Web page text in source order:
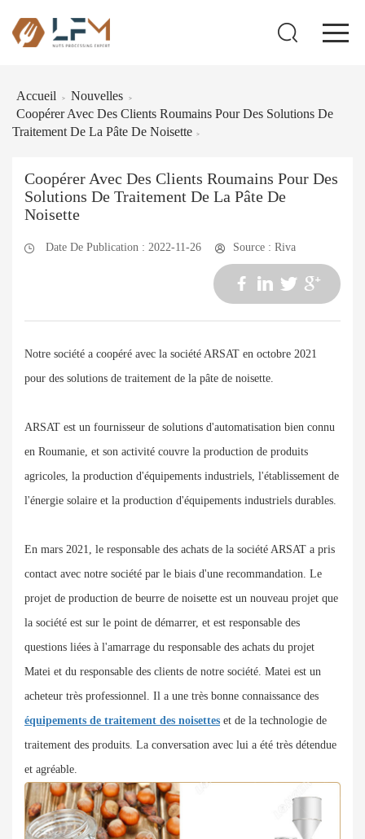
Accueil > Nouvelles >
Coopérer Avec Des Clients Roumains Pour Des Solutions De
Traitement De La Pâte De Noisette
>
Coopérer Avec Des Clients Roumains Pour Des
Solutions De Traitement De La Pâte De
Noisette
Date De Publication : 2022-11-26 Source : Riva
Notre société a coopéré avec la société ARSAT en octobre 2021
pour des solutions de traitement de la pâte de noisette.
ARSAT est un fournisseur de solutions d'automatisation bien connu
en Roumanie, et son activité couvre la production de produits
agricoles, la production d'équipements industriels, l'établissement de
l'énergie solaire et la production d'équipements industriels durables.
En mars 2021, le responsable des achats de la société ARSAT a pris
contact avec notre société par le biais d'une recommandation. Le
projet de production de beurre de noisette est un nouveau projet que
la société est sur le point de démarrer, et est responsable des
questions liées à l'amarrage du responsable des achats du projet
Matei et du responsable des clients de notre société. Matei est un
acheteur très professionnel. Il a une très bonne connaissance des
équipements de traitement des noisettes et de la technologie de
traitement des produits. La conversation avec lui a été très détendue
et agréable.